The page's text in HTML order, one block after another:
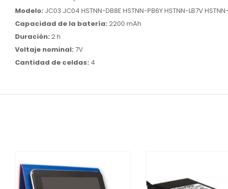
Modelo: JC03 JC04 HSTNN-DB8E HSTNN-PB6Y HSTNN-LB7V
Capacidad de la batería: 2200 mAh
Duración: 2 h
Voltaje nominal: 7V
Cantidad de celdas: 4